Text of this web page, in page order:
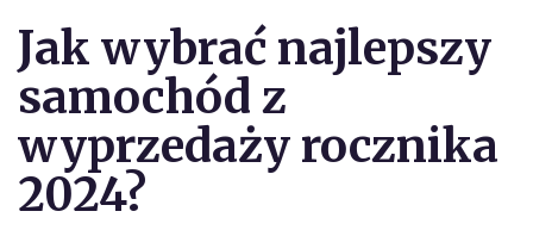
Jak wybrać najlepszy
samochód z
wyprzedaży rocznika
2024?